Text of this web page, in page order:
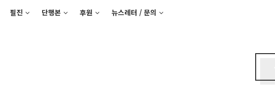
필진 단행본 후원 뉴스레터 / 문의